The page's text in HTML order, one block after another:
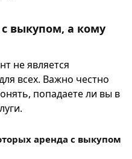
выкупом, а кому
не является
всех. Важно честно
попадаете ли вы в
аренда с выкупом